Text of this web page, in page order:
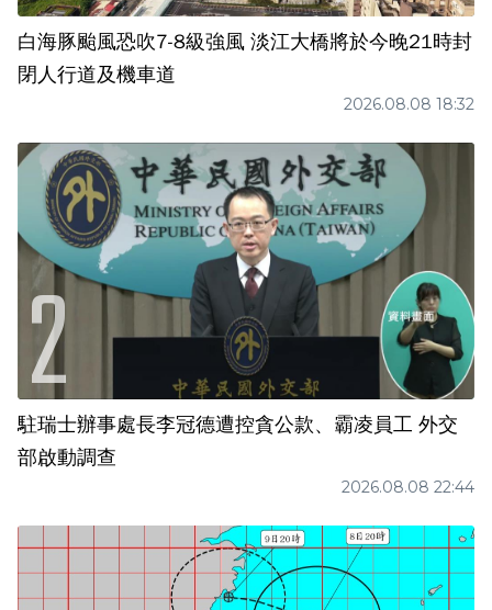
白海豚颱風恐吹7-8級強風 淡江大橋將於今晚21時封
閉人行道及機車道
2026.08.08 18:32
駐瑞士辦事處長李冠德遭控貪公款、霸凌員工 外交
部啟動調查
2026.08.08 22:44